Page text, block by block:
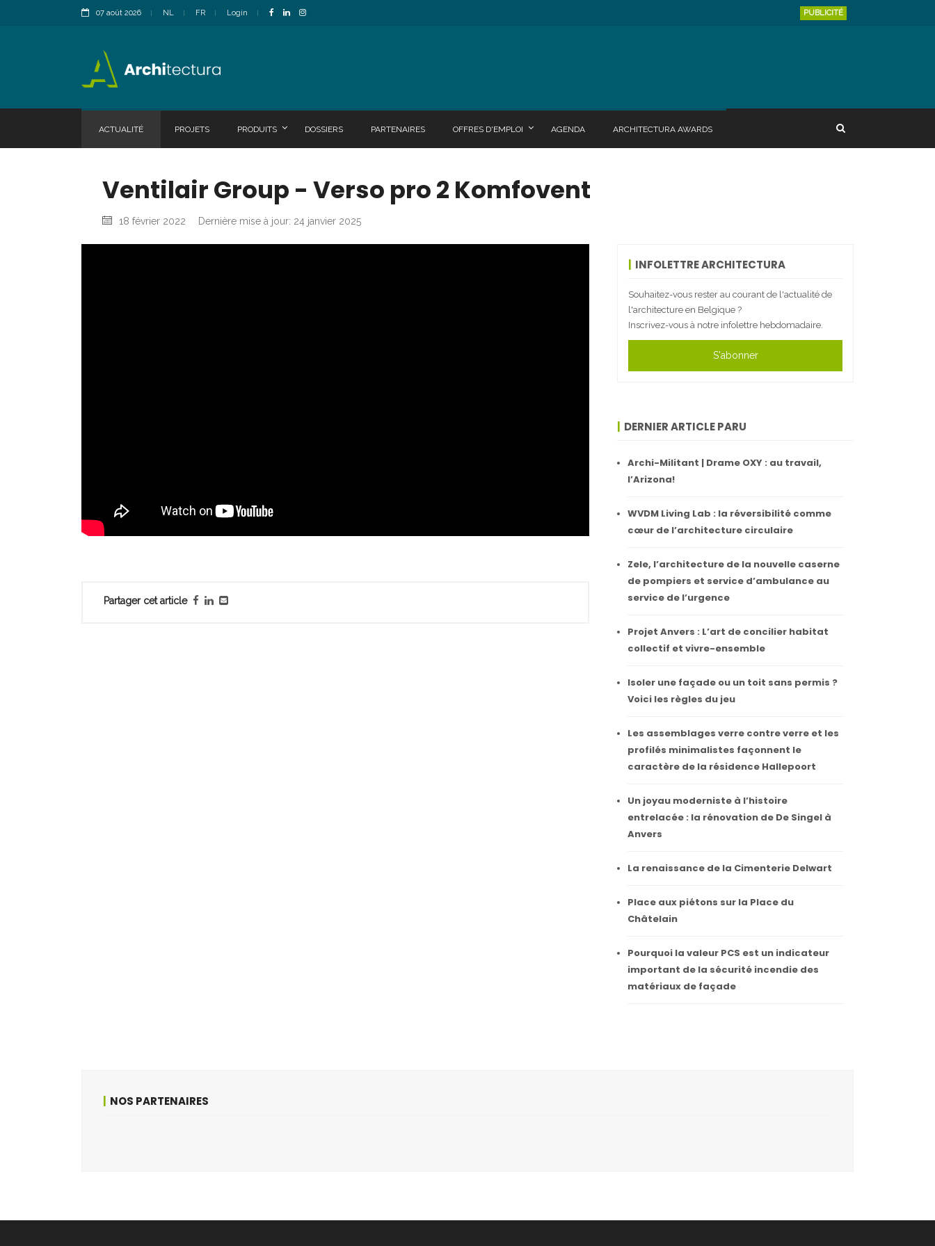
07 août 2026 NL FR Login PUBLICITÉ
ACTUALITÉ PROJETS PRODUITS DOSSIERS PARTENAIRES OFFRES D'EMPLOI AGENDA ARCHITECTURA AWARDS
Ventilair Group - Verso pro 2 Komfovent
18 février 2022 Dernière mise à jour: 24 janvier 2025
Partager cet article
INFOLETTRE ARCHITECTURA
Souhaitez-vous rester au courant de l'actualité de
l'architecture en Belgique ?
Inscrivez-vous à notre infolettre hebdomadaire.
S'abonner
DERNIER ARTICLE PARU
Archi-Militant | Drame OXY : au travail,
l’Arizona!
WVDM Living Lab : la réversibilité comme
cœur de l’architecture circulaire
Zele, l’architecture de la nouvelle caserne
de pompiers et service d’ambulance au
service de l’urgence
Projet Anvers : L’art de concilier habitat
collectif et vivre-ensemble
Isoler une façade ou un toit sans permis ?
Voici les règles du jeu
Les assemblages verre contre verre et les
profilés minimalistes façonnent le
caractère de la résidence Hallepoort
Un joyau moderniste à l’histoire
entrelacée : la rénovation de De Singel à
Anvers
La renaissance de la Cimenterie Delwart
Place aux piétons sur la Place du
Châtelain
Pourquoi la valeur PCS est un indicateur
important de la sécurité incendie des
matériaux de façade
NOS PARTENAIRES